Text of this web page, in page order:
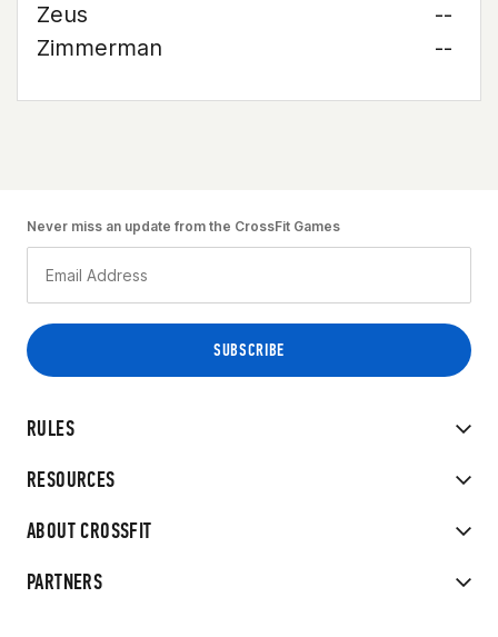
Zeus
--
Zimmerman
--
RULES
RESOURCES
ABOUT CROSSFIT
PARTNERS
Never miss an update from the CrossFit Games